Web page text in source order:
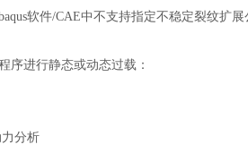
软件/CAE中不支持指定不稳定裂纹扩展
序进行静态或动态过载 ：
分析